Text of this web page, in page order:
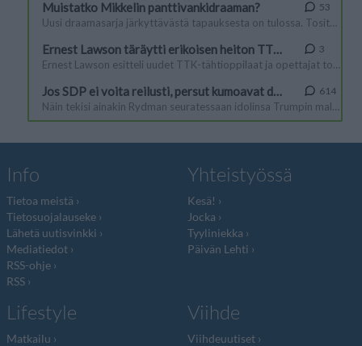
Info
Tietoa meistä
Tietosuojalauseke
Lähetä uutisvinkki
Mediatiedot
RSS-ohje
RSS
Yhteistyössä
Kesä!
Jocka
Tyyliniekka
Päivän Lehti
Lifestyle
Matkailu
Viihde
Viihdeuutiset